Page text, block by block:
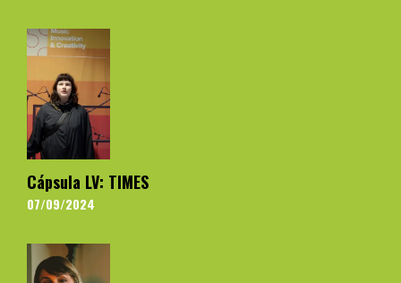
Cápsula LV: TIMES
07/09/2024